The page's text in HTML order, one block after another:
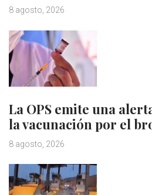
8 agosto, 2026
La OPS emite una
la vacunación por el
8 agosto, 2026